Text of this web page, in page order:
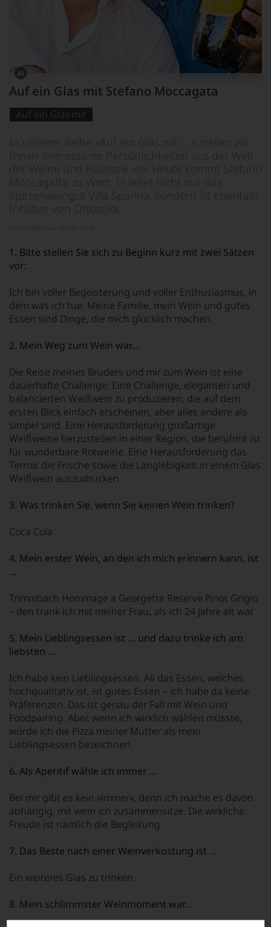
Dieses
Bild
mithilfe
von
Auf ein Glas mit Stefano Moccagata
Auf ein Glas mit
1. Bitte stellen Sie sich zu Beginn kurz mit zwei Sätzen
vor:
Ich bin voller Begeisterung und voller Enthusiasmus, in
dem was ich tue. Meine Familie, mein Wein und gutes
Essen sind Dinge, die mich glücklich machen.
2. Mein Weg zum Wein war…
Die Reise meines Bruders und mir zum Wein ist eine
dauerhafte Challenge: Eine Challenge, eleganten und
balancierten Weißwein zu produzieren, die auf dem
ersten Blick einfach erscheinen, aber alles andere als
simpel sind. Eine Herausforderung großartige
Weißweine herzustellen in einer Region, die berühmt ist
für wunderbare Rotweine. Eine Herausforderung das
Terroir, die Frische sowie die Langlebigkeit in einem Glas
Weißwein auszudrücken.
3. Was trinken Sie, wenn Sie keinen Wein trinken?
Coca Cola
4. Mein erster Wein, an den ich mich erinnern kann, ist
…
Trimmbach Hommage a Georgette Reserve Pinot Grigio
– den trank ich mit meiner Frau, als ich 24 Jahre alt war.
5. Mein Lieblingsessen ist … und dazu trinke ich am
liebsten …
Ich habe kein Lieblingsessen. All das Essen, welches
hochqualitativ ist, ist gutes Essen – ich habe da keine
Präferenzen. Das ist genau der Fall mit Wein und
Foodpairing. Aber, wenn ich wirklich wählen müsste,
würde ich die Pizza meiner Mutter als mein
Lieblingsessen bezeichnen.
6. Als Aperitif wähle ich immer …
Bei mir gibt es kein »immer«, denn ich mache es davon
abhängig, mit wem ich zusammensitze. Die wirkliche
Freude ist nämlich die Begleitung.
7. Das Beste nach einer Weinverkostung ist …
Ein weiteres Glas zu trinken.
8. Mein schlimmster Weinmoment war…